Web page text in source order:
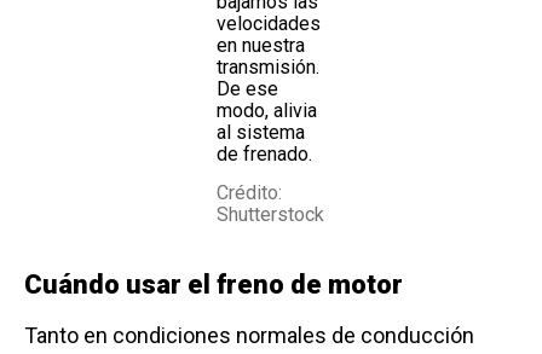
velocidades
en nuestra
transmisión.
De ese
modo, alivia
al sistema
de frenado.
Crédito:
Shutterstock
Cuándo usar el freno de motor
Tanto en condiciones normales de conducción